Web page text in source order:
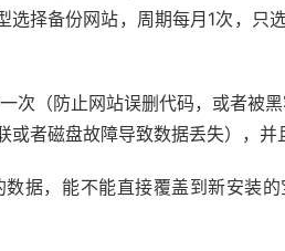
选择备份网站，周期每月1次，
次（防止网站误删代码，或者被黑
者磁盘故障导致数据丢失），并
据，能不能直接覆盖到新安装